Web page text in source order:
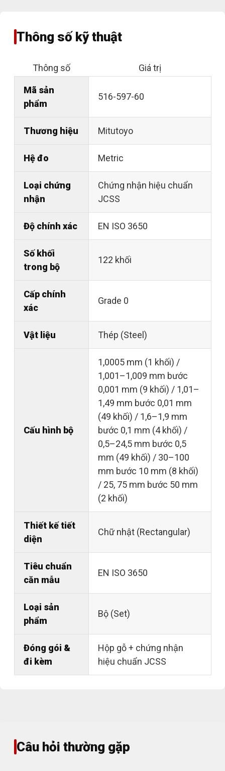
Thông số kỹ thuật
Thông số Giá trị
Mã sản
phẩm
516-597-60
Thương hiệu Mitutoyo
Hệ đo Metric
Loại chứng
nhận
Chứng nhận hiệu chuẩn
JCSS
Độ chính xác EN ISO 3650
Số khối
trong bộ
122 khối
Cấp chính
xác
Grade 0
Vật liệu Thép (Steel)
Cấu hình bộ
1,0005 mm (1 khối) /
1,001–1,009 mm bước
0,001 mm (9 khối) / 1,01–
1,49 mm bước 0,01 mm
(49 khối) / 1,6–1,9 mm
bước 0,1 mm (4 khối) /
0,5–24,5 mm bước 0,5
mm (49 khối) / 30–100
mm bước 10 mm (8 khối)
/ 25, 75 mm bước 50 mm
(2 khối)
Thiết kế tiết
diện
Chữ nhật (Rectangular)
Tiêu chuẩn
căn mẫu
EN ISO 3650
Loại sản
phẩm
Bộ (Set)
Đóng gói &
đi kèm
Hộp gỗ + chứng nhận
hiệu chuẩn JCSS
Câu hỏi thường gặp